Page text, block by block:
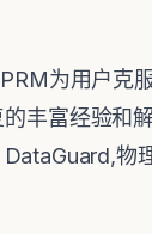
为用户克
丰富经验和
物